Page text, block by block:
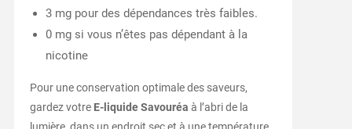
3 mg pour des dépendances très faibles.
0 mg si vous n’êtes pas dépendant à la
nicotine
Pour une conservation optimale des saveurs,
gardez votre E-liquideSavouréa à l’abri de la
lumière, dans un endroit sec et à une température